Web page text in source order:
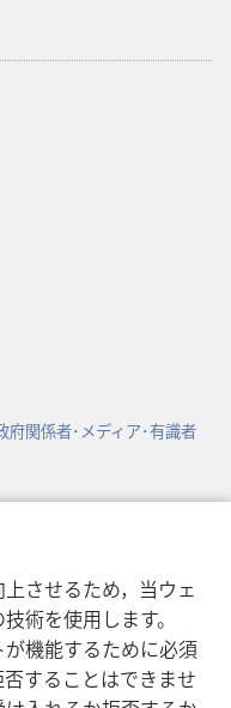
させるため，当ウェ
術を使用します。
機能するために必須
することはできませ
府関係者･メディア･有識者
ー